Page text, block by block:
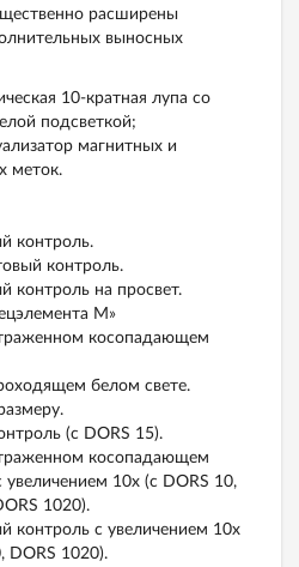
расширены
выносных
10-кратная лупа со
подсветкой;
магнитных и
меток.
контроль.
контроль.
контроль на просвет.
М»
косопадающем
белом свете.
(с DORS 15).
косопадающем
увеличением 10х (с DORS 10,
1020).
контроль с увеличением 10х
DORS 1020).